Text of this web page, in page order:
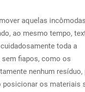
aquelas incômodas
ao mesmo tempo,
toda a
fiapos, como os
nenhum resíduo,
posicionar os materiais